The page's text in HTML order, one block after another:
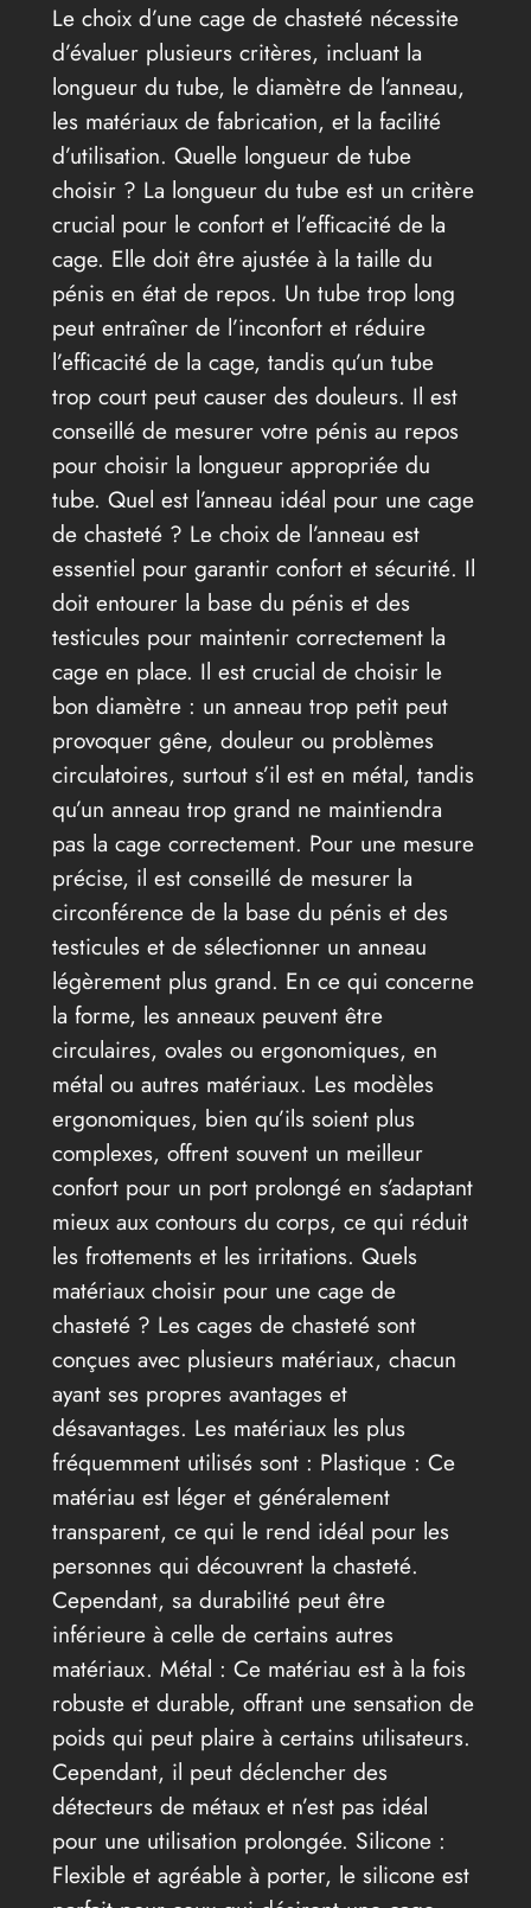
Le choix d’une cage de chasteté nécessite
d’évaluer plusieurs critères, incluant la
longueur du tube, le diamètre de l’anneau,
les matériaux de fabrication, et la facilité
d’utilisation. Quelle longueur de tube
choisir ? La longueur du tube est un critère
crucial pour le confort et l’efficacité de la
cage. Elle doit être ajustée à la taille du
pénis en état de repos. Un tube trop long
peut entraîner de l’inconfort et réduire
l’efficacité de la cage, tandis qu’un tube
trop court peut causer des douleurs. Il est
conseillé de mesurer votre pénis au repos
pour choisir la longueur appropriée du
tube. Quel est l’anneau idéal pour une cage
de chasteté ? Le choix de l’anneau est
essentiel pour garantir confort et sécurité. Il
doit entourer la base du pénis et des
testicules pour maintenir correctement la
cage en place. Il est crucial de choisir le
bon diamètre : un anneau trop petit peut
provoquer gêne, douleur ou problèmes
circulatoires, surtout s’il est en métal, tandis
qu’un anneau trop grand ne maintiendra
pas la cage correctement. Pour une mesure
précise, il est conseillé de mesurer la
circonférence de la base du pénis et des
testicules et de sélectionner un anneau
légèrement plus grand. En ce qui concerne
la forme, les anneaux peuvent être
circulaires, ovales ou ergonomiques, en
métal ou autres matériaux. Les modèles
ergonomiques, bien qu’ils soient plus
complexes, offrent souvent un meilleur
confort pour un port prolongé en s’adaptant
mieux aux contours du corps, ce qui réduit
les frottements et les irritations. Quels
matériaux choisir pour une cage de
chasteté ? Les cages de chasteté sont
conçues avec plusieurs matériaux, chacun
ayant ses propres avantages et
désavantages. Les matériaux les plus
fréquemment utilisés sont : Plastique : Ce
matériau est léger et généralement
transparent, ce qui le rend idéal pour les
personnes qui découvrent la chasteté.
Cependant, sa durabilité peut être
inférieure à celle de certains autres
matériaux. Métal : Ce matériau est à la fois
robuste et durable, offrant une sensation de
poids qui peut plaire à certains utilisateurs.
Cependant, il peut déclencher des
détecteurs de métaux et n’est pas idéal
pour une utilisation prolongée. Silicone :
Flexible et agréable à porter, le silicone est